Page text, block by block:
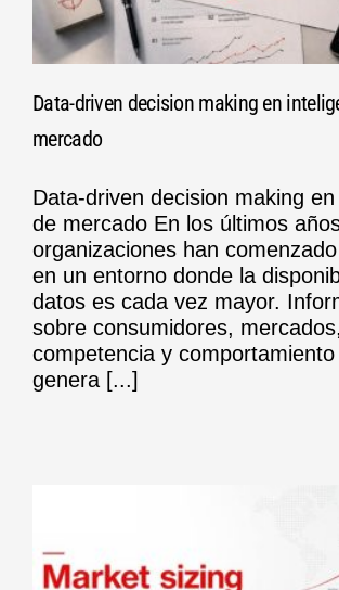
Data-driven decision making en
mercado
Data-driven decision making
de mercado En los últimos
organizaciones han
en un entorno donde la
datos es cada vez mayor.
sobre consumidores, mercados,
competencia y
genera [...]